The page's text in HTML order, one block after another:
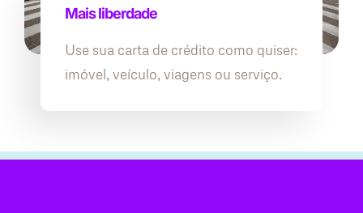
Mais liberdade
Use sua carta de crédito como quiser:
imóvel, veículo, viagens ou serviço.